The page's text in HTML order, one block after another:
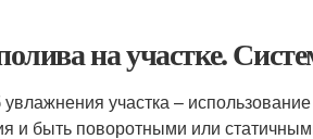
на участке.
участка –
и быть поворотными или